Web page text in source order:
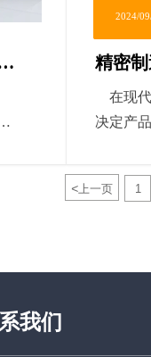
2024/
精密
测量
在现代
决定产
扮演着
们信赖
入了解
< 上一页 1
我们